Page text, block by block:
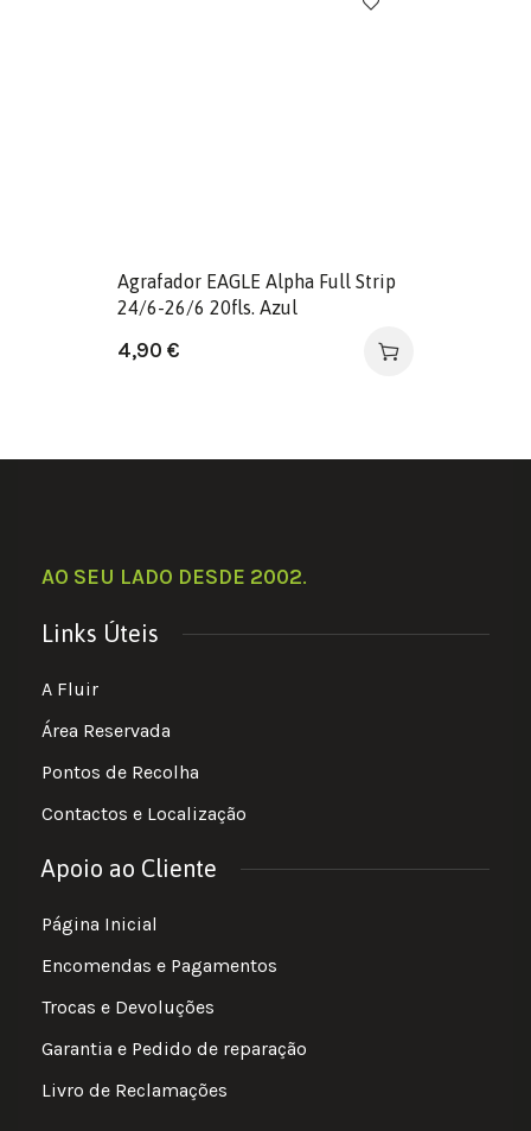
Agrafador EAGLE Alpha Full Strip
24/6-26/6 20fls. Azul
4,90 €
AO SEU LADO DESDE 2002.
Links Úteis
A Fluir
Área Reservada
Pontos de Recolha
Contactos e Localização
Apoio ao Cliente
Página Inicial
Encomendas e Pagamentos
Trocas e Devoluções
Garantia e Pedido de reparação
Livro de Reclamações